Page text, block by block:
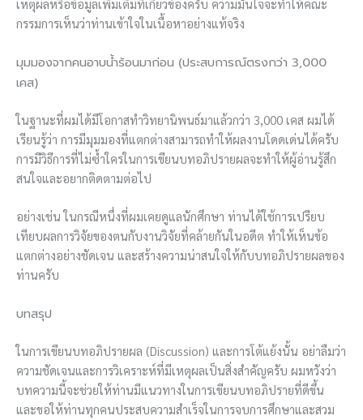
เหตุผลหรือข้อมูลเพิ่มเติมที่เกี่ยวข้องครับ ความมั่นใจจะทำให้คณะ
กรรมการเห็นว่าท่านเข้าใจในเนื้อหาอย่างแท้จริง
มุมมองจากคนอาบน้ำร้อนมาก่อน (ประสบการณ์ตรงกว่า 3,000
เคส)
ในฐานะที่ผมได้มีโอกาสทำวิทยานิพนธ์มาแล้วกว่า 3,000 เคส ผมได้
เรียนรู้ว่า การมีมุมมองที่แตกต่างสามารถทำให้ผลงานโดดเด่นได้ครับ
การมีวิธีการที่ไม่ซ้ำใครในการเขียนบทอภิปรายผลจะทำให้ผู้อ่านรู้สึก
สนใจและอยากติดตามต่อไป
อย่างเช่น ในกรณีหนึ่งที่ผมเคยดูแลนักศึกษา ท่านได้ใช้การเปรียบ
เทียบผลการวิจัยของตนกับงานวิจัยที่คล้ายกันในอดีต ทำให้เห็นข้อ
แตกต่างอย่างชัดเจน และสร้างความน่าสนใจให้กับบทอภิปรายผลของ
ท่านครับ
บทสรุป
ในการเขียนบทอภิปรายผล (Discussion) และการโต้แย้งนั้น อย่าลืมว่า
ความชัดเจนและการวิเคราะห์ที่มีเหตุผลเป็นสิ่งสำคัญครับ ผมหวังว่า
บทความนี้จะช่วยให้ท่านมีแนวทางในการเขียนบทอภิปรายที่ดีขึ้น
และขอให้ท่านทุกคนประสบความสำเร็จในการจบการศึกษาและสวม